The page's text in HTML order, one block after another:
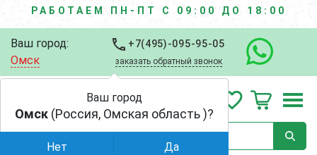
РАБОТАЕМ ПН-ПТ С 09:00 ДО 18:00
Ваш город:
Омск
+7(495)-095-95-05
заказать обратный звонок
Ваш город
Омск (Россия, Омская область )?
Нет Да